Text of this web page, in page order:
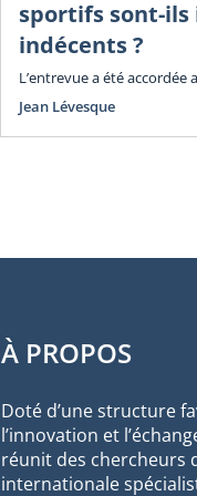
sportifs sont-ils
indécents ?
L’entrevue a été accordée
Jean Lévesque
À PROPOS
Doté d’une structure
l’innovation et
réunit des chercheurs
internationale